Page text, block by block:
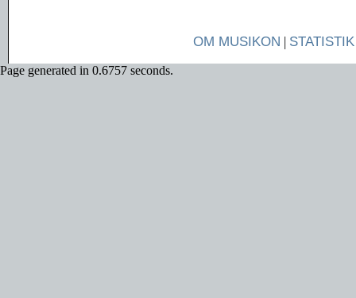
OM MUSIKON | STATISTIK
Page generated in 0.6757 seconds.